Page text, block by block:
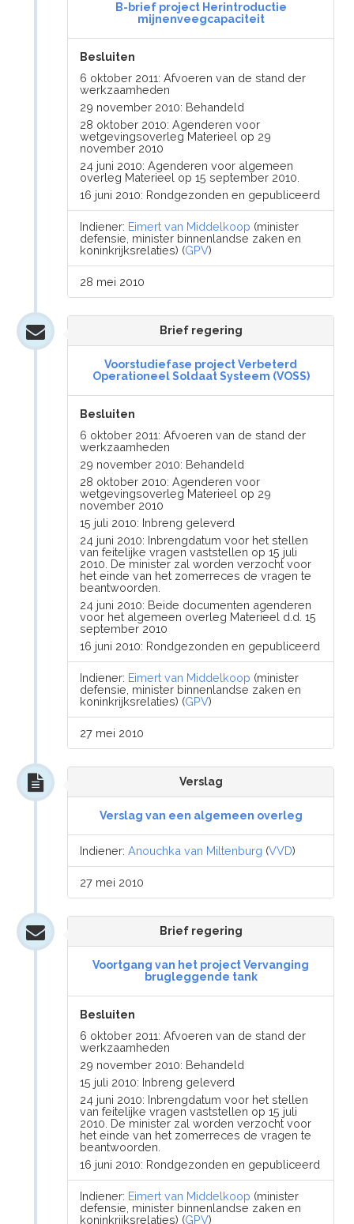
B-brief project Herintroductie
mijnenveegcapaciteit
Besluiten
6 oktober 2011: Afvoeren van de stand der
werkzaamheden
29 november 2010: Behandeld
28 oktober 2010: Agenderen voor
wetgevingsoverleg Materieel op 29
november 2010
24 juni 2010: Agenderen voor algemeen
overleg Materieel op 15 september 2010.
16 juni 2010: Rondgezonden en gepubliceerd
Indiener: Eimert van Middelkoop (minister
defensie, minister binnenlandse zaken en
koninkrijksrelaties) (GPV)
28 mei 2010
Brief regering
Voorstudiefase project Verbeterd
Operationeel Soldaat Systeem (VOSS)
Besluiten
6 oktober 2011: Afvoeren van de stand der
werkzaamheden
29 november 2010: Behandeld
28 oktober 2010: Agenderen voor
wetgevingsoverleg Materieel op 29
november 2010
15 juli 2010: Inbreng geleverd
24 juni 2010: Inbrengdatum voor het stellen
van feitelijke vragen vaststellen op 15 juli
2010. De minister zal worden verzocht voor
het einde van het zomerreces de vragen te
beantwoorden.
24 juni 2010: Beide documenten agenderen
voor het algemeen overleg Materieel d.d. 15
september 2010
16 juni 2010: Rondgezonden en gepubliceerd
Indiener: Eimert van Middelkoop (minister
defensie, minister binnenlandse zaken en
koninkrijksrelaties) (GPV)
27 mei 2010
Verslag
Verslag van een algemeen overleg
Indiener:Anouchka van Miltenburg (VVD)
27 mei 2010
Brief regering
Voortgang van het project Vervanging
brugleggende tank
Besluiten
6 oktober 2011: Afvoeren van de stand der
werkzaamheden
29 november 2010: Behandeld
15 juli 2010: Inbreng geleverd
24 juni 2010: Inbrengdatum voor het stellen
van feitelijke vragen vaststellen op 15 juli
2010. De minister zal worden verzocht voor
het einde van het zomerreces de vragen te
beantwoorden.
16 juni 2010: Rondgezonden en gepubliceerd
Indiener: Eimert van Middelkoop (minister
defensie, minister binnenlandse zaken en
koninkrijksrelaties) (GPV)